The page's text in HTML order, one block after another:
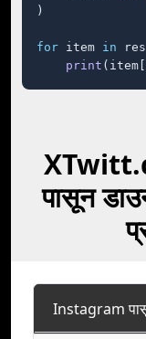
)
for item in
print (item[
पासून
Instagram